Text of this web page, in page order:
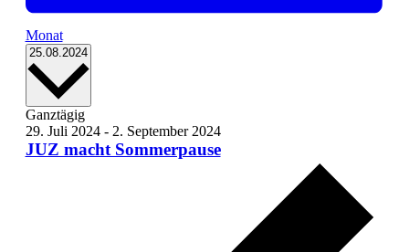
Monat
25.08.2024 Datum
Ganztägig
29. Juli 2024- 2. September 2024
JUZ macht Sommerpause